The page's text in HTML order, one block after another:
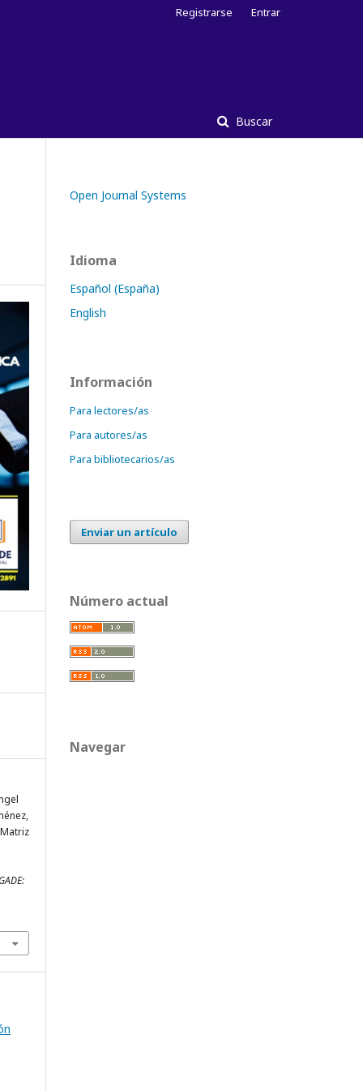
Buscar
Registrarse Entrar
GADE:
Open Journal Systems
Idioma
Español (España)
English
Información
Para lectores/as
Para autores/as
Para bibliotecarios/as
Enviar un artículo
Número actual
Navegar